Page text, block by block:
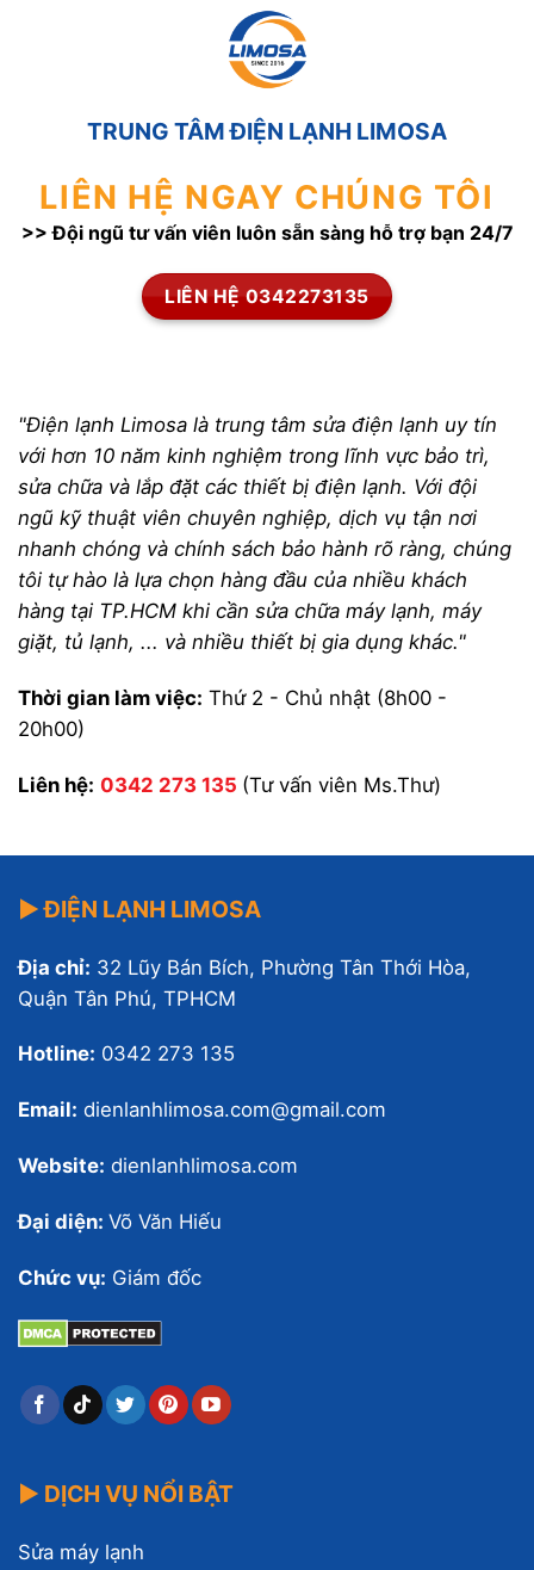
TRUNG TÂM ĐIỆN LẠNH LIMOSA
LIÊN HỆ NGAY CHÚNG TÔI
>> Đội ngũ tư vấn viên luôn sẵn sàng hỗ trợ bạn 24/7
LIÊN HỆ 0342273135
"Điện lạnh Limosa là trung tâm sửa điện lạnh uy tín
với hơn 10 năm kinh nghiệm trong lĩnh vực bảo trì,
sửa chữa và lắp đặt các thiết bị điện lạnh. Với đội
ngũ kỹ thuật viên chuyên nghiệp, dịch vụ tận nơi
nhanh chóng và chính sách bảo hành rõ ràng, chúng
tôi tự hào là lựa chọn hàng đầu của nhiều khách
hàng tại TP.HCM khi cần sửa chữa máy lạnh, máy
giặt, tủ lạnh, ... và nhiều thiết bị gia dụng khác."
Thời gian làm việc: Thứ 2 - Chủ nhật (8h00 -
20h00)
Liên hệ: 0342 273 135 (Tư vấn viên Ms.Thư)
▶ ĐIỆN LẠNH LIMOSA
Địa chỉ: 32 Lũy Bán Bích, Phường Tân Thới Hòa,
Quận Tân Phú, TPHCM
Hotline: 0342 273 135
Email: dienlanhlimosa.com@gmail.com
Website: dienlanhlimosa.com
Đại diện: Võ Văn Hiếu
Chức vụ: Giám đốc
▶ DỊCH VỤ NỔI BẬT
Sửa máy lạnh